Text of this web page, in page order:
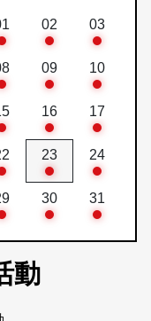
02 03
09 10
16 17
23 24
30 31
動